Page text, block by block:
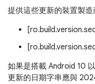
提供這些更新的裝置製
如果是搭載 Android 10
更新的日期字串應與